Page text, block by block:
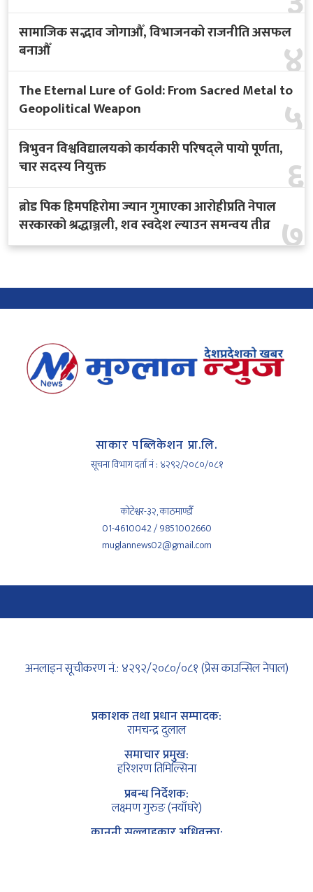
४
सामाजिक सद्भाव जोगाऔँ, विभाजनको राजनीति असफल
बनाऔँ
५
The Eternal Lure of Gold: From Sacred Metal to
Geopolitical Weapon
६
त्रिभुवन विश्वविद्यालयको कार्यकारी परिषद्ले पायो पूर्णता,
चार सदस्य नियुक्त
७
ब्रोड पिक हिमपहिरोमा ज्यान गुमाएका आरोहीप्रति नेपाल
सरकारको श्रद्धाञ्जली, शव स्वदेश ल्याउन समन्वय तीव्र
साकार पब्लिकेशन प्रा.लि.
सूचना विभाग दर्ता नं : ४२९२/२०८०/०८१
कोटेश्वर-३२, काठमाण्डौँ
01-4610042 / 9851002660
muglannews02@gmail.com
अनलाइन सूचीकरण नं.: ४२९२/२०८०/०८१ (प्रेस काउन्सिल नेपाल)
प्रकाशक तथा प्रधान सम्पादक:
रामचन्द्र दुलाल
समाचार प्रमुख:
हरिशरण तिमिल्सिना
प्रबन्ध निर्देशक:
लक्ष्मण गुरुङ (नयाँघरे)
कानुनी सल्लाहकार अधिवक्ता: